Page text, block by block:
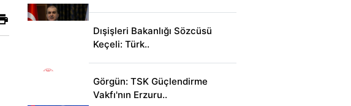
Dışişleri Bakanlığı Sözcüsü
Keçeli: Türk..
Görgün: TSK Güçlendirme
Vakfı'nın Erzuru..